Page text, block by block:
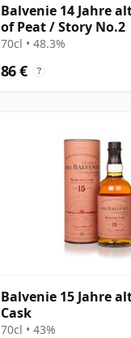
Balvenie 14 Jahre
of Peat / Story No.2
70cl • 48.3%
86 € ?
Balvenie 15 Jahre
Cask
70cl • 43%